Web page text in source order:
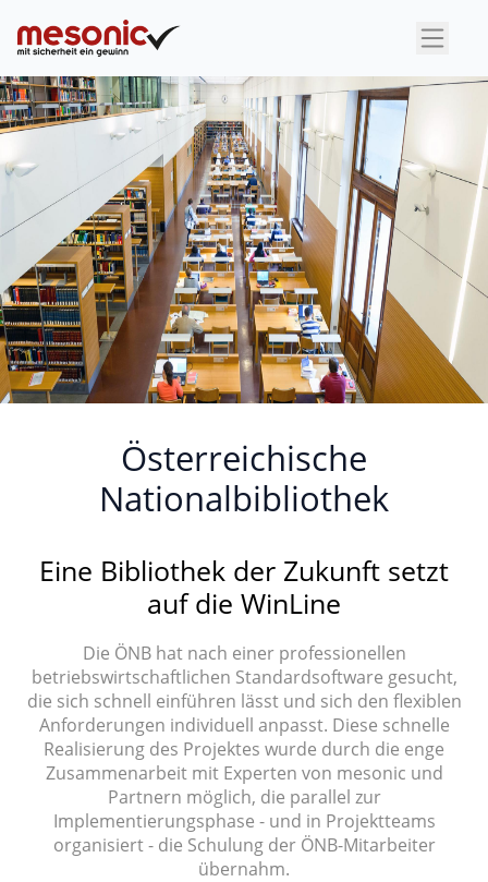
×
Österreichische
Nationalbibliothek
Eine Bibliothek der Zukunft setzt
auf die WinLine
Die ÖNB hat nach einer professionellen
betriebswirtschaftlichen Standardsoftware gesucht,
die sich schnell einführen lässt und sich den flexiblen
Anforderungen individuell anpasst. Diese schnelle
Realisierung des Projektes wurde durch die enge
Zusammenarbeit mit Experten von mesonic und
Partnern möglich, die parallel zur
Implementierungsphase - und in Projektteams
organisiert - die Schulung der ÖNB-Mitarbeiter
übernahm.